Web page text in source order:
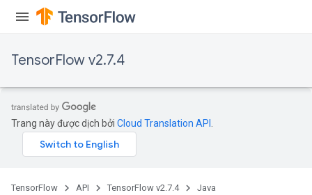
TensorFlow v2.7.4
Trang này được dịch bởi Cloud Translation API
TensorFlow API TensorFlow v2.7.4 Java